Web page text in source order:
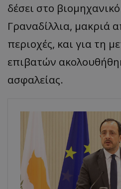
δέσει στο
Γραναδίλλια, μακριά
περιοχές, και για τη
επιβατών
ασφαλείας.